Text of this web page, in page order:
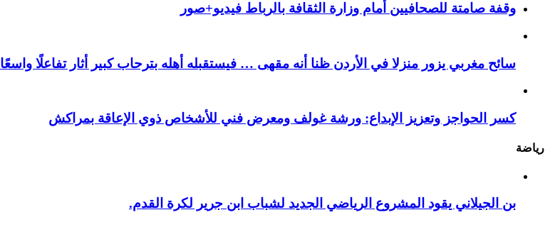
وقفة صامتة للصحافيين أمام وزارة الثقافة بالرباط فيديو+صور
سائح مغربي يزور منزلا في الأردن ظنا أنه مقهى … فيستقبله أهله بترحاب كبير أثار تفاعلًا واسعًا
كسر الحواجز وتعزيز الإبداع: ورشة غولف ومعرض فني للأشخاص ذوي الإعاقة بمراكش
رياضة
بن الجيلاني يقود المشروع الرياضي الجديد لشباب ابن جرير لكرة القدم.